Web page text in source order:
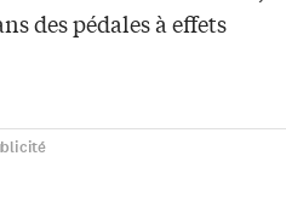
des pédales à effets